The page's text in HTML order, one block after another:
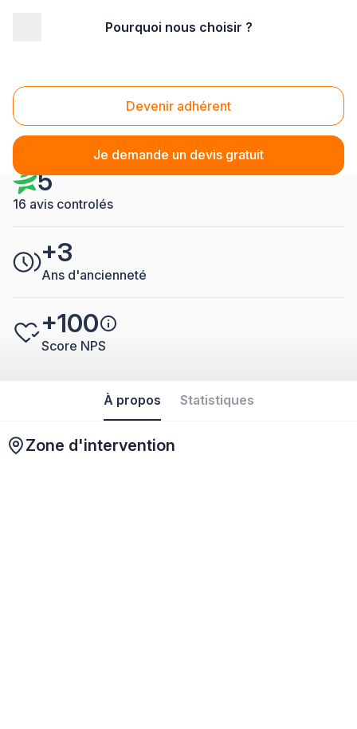
Pourquoi nous choisir ?
Devenir adhérent
Je demande un devis gratuit
Entreprise Fermetures
Creutzwald
5
16 avis controlés
+3
Ans d'ancienneté
+100
Score NPS
À propos Statistiques
Zone d'intervention